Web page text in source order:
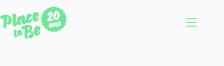
au
contenu